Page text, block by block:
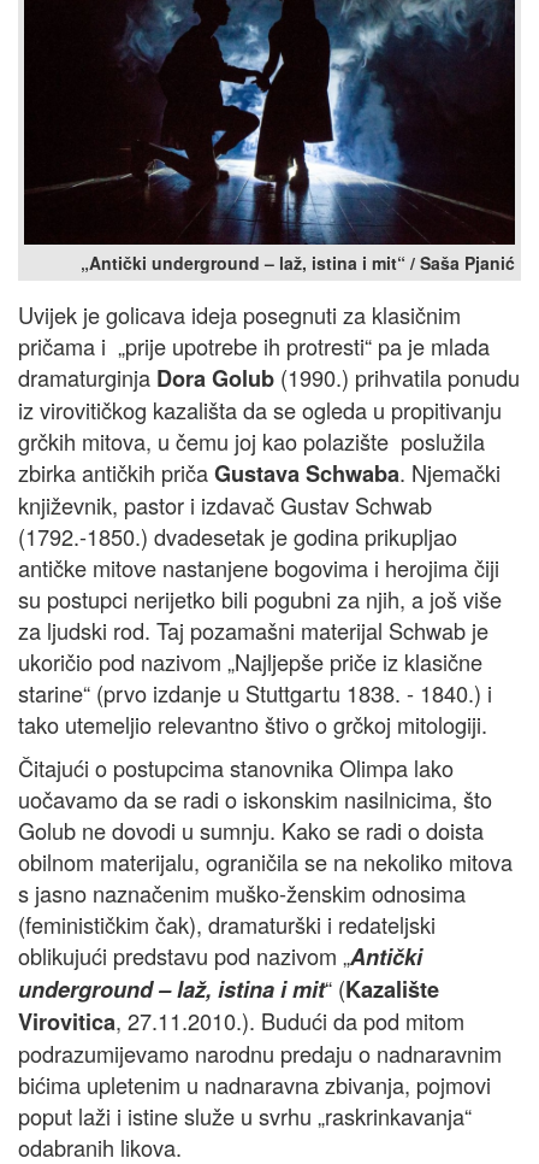
„Antički underground – laž, istina i mit“ / Saša Pjanić
Uvijek je golicava ideja posegnuti za klasičnim
pričama i „prije upotrebe ih protresti“ pa je mlada
dramaturginja Dora Golub (1990.) prihvatila ponudu
iz virovitičkog kazališta da se ogleda u propitivanju
grčkih mitova, u čemu joj kao polazište poslužila
zbirka antičkih pričaGustava Schwaba. Njemački
književnik, pastor i izdavač Gustav Schwab
(1792.-1850.) dvadesetak je godina prikupljao
antičke mitove nastanjene bogovima i herojima čiji
su postupci nerijetko bili pogubni za njih, a još više
za ljudski rod. Taj pozamašni materijal Schwab je
ukoričio pod nazivom „Najljepše priče iz klasične
starine“ (prvo izdanje u Stuttgartu 1838. - 1840.) i
tako utemeljio relevantno štivo o grčkoj mitologiji.
Čitajući o postupcima stanovnika Olimpa lako
uočavamo da se radi o iskonskim nasilnicima, što
Golub ne dovodi u sumnju. Kako se radi o doista
obilnom materijalu, ograničila se na nekoliko mitova
s jasno naznačenim muško-ženskim odnosima
(feminističkim čak), dramaturški i redateljski
oblikujući predstavu pod nazivom „Antički
underground – laž, istina i mit“ (Kazalište
Virovitica, 27.11.2010.). Budući da pod mitom
podrazumijevamo narodnu predaju o nadnaravnim
bićima upletenim u nadnaravna zbivanja, pojmovi
poput laži i istine služe u svrhu „raskrinkavanja“
odabranih likova.